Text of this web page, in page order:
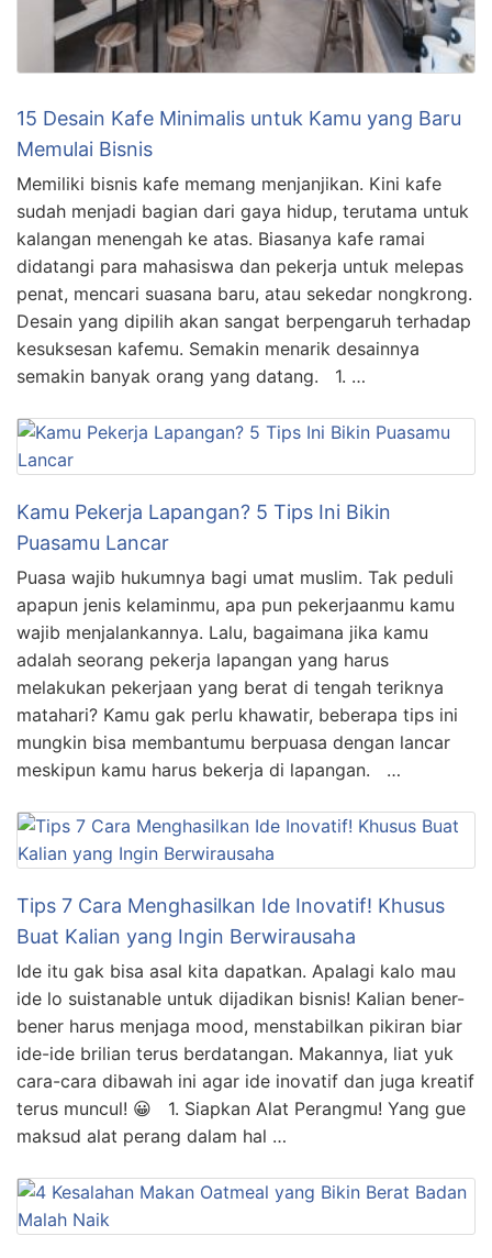
15 Desain Kafe Minimalis untuk Kamu yang Baru
Memulai Bisnis
Memiliki bisnis kafe memang menjanjikan. Kini kafe
sudah menjadi bagian dari gaya hidup, terutama untuk
kalangan menengah ke atas. Biasanya kafe ramai
didatangi para mahasiswa dan pekerja untuk melepas
penat, mencari suasana baru, atau sekedar nongkrong.
Desain yang dipilih akan sangat berpengaruh terhadap
kesuksesan kafemu. Semakin menarik desainnya
semakin banyak orang yang datang. 1. …
Kamu Pekerja Lapangan? 5 Tips Ini Bikin
Puasamu Lancar
Puasa wajib hukumnya bagi umat muslim. Tak peduli
apapun jenis kelaminmu, apa pun pekerjaanmu kamu
wajib menjalankannya. Lalu, bagaimana jika kamu
adalah seorang pekerja lapangan yang harus
melakukan pekerjaan yang berat di tengah teriknya
matahari? Kamu gak perlu khawatir, beberapa tips ini
mungkin bisa membantumu berpuasa dengan lancar
meskipun kamu harus bekerja di lapangan. …
Tips 7 Cara Menghasilkan Ide Inovatif! Khusus
Buat Kalian yang Ingin Berwirausaha
Ide itu gak bisa asal kita dapatkan. Apalagi kalo mau
ide lo suistanable untuk dijadikan bisnis! Kalian bener-
bener harus menjaga mood, menstabilkan pikiran biar
ide-ide brilian terus berdatangan. Makannya, liat yuk
cara-cara dibawah ini agar ide inovatif dan juga kreatif
terus muncul! 😀 1. Siapkan Alat Perangmu! Yang gue
maksud alat perang dalam hal …